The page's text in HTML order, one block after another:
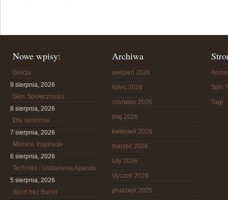
Nowe wpisy:
Grecja
9 sierpnia, 2026
Głos Społeczności
8 sierpnia, 2026
Dla seniorów
7 sierpnia, 2026
Miłosne Inspiracje
6 sierpnia, 2026
Technika i Ustawienia Aparatu
5 sierpnia, 2026
Sport bez Barier
Archiwa
sierpień 2026
lipiec 2026
czerwiec 2026
maj 2026
kwiecień 2026
marzec 2026
luty 2026
styczeń 2026
grudzień 2025
Spis
Tagi